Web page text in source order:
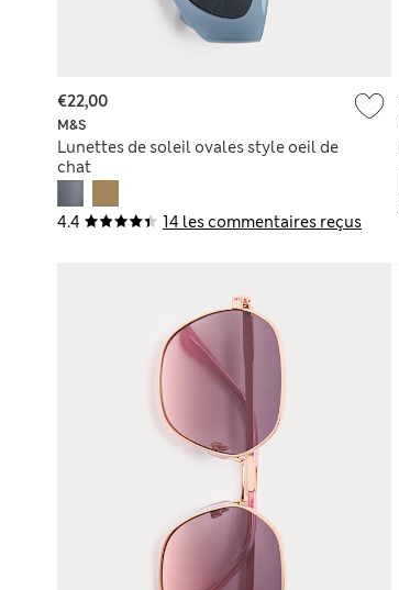
4.4 14 les commentaires reçus
M&S
Lunettes de soleil ovales style oeil de
chat
€22,00